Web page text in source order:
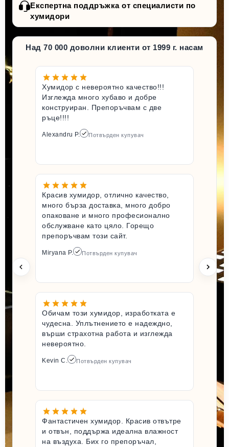
Експертна поддръжка от специалисти по
хумидори
Над 70 000 доволни клиенти от 1999 г. насам
Хумидор с невероятно качество!!!
Изглежда много хубаво и добре
конструиран. Препоръчвам с две
ръце!!!!
Alexandru P. Потвърден купувач
Красив хумидор, отлично качество,
много бърза доставка, много добро
опаковане и много професионално
обслужване като цяло. Горещо
препоръчвам този сайт.
Miryana P. Потвърден купувач
Обичам този хумидор, изработката е
чудесна. Уплътнението е надеждно,
върши страхотна работа и изглежда
невероятно.
Kevin C. Потвърден купувач
Фантастичен хумидор. Красив отвътре
и отвън, поддържа идеална влажност
на въздуха. Бих го препоръчал,